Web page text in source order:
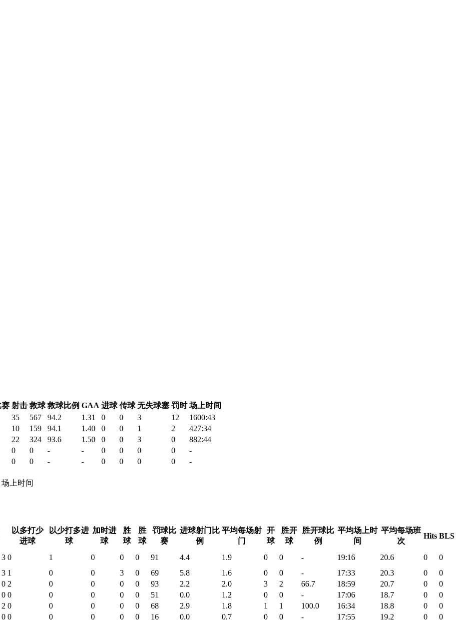
赛 射击 救球 救球比例 GAA 进球 传球 无失球塞 罚时 场上时间
35 567 94.2 1.31 0 0 3 12
1600:43
10 159 94.1 1.40 0 0 1 2
427:34
22 324 93.6 1.50 0 0 3 0
882:44
0 0 - - 0 0 0 0
-
0 0 - - 0 0 0 0
-
上时间
以多打少
进球
以少打多进
球
加时进
球
胜
球
胜
球
罚球比
赛
进球射门比
例
平均每场射
门
开
球
胜开
球
胜开球比
例
平均场上时
间
平均每场班
次
Hits BLS
3 0 1 0 0 0 91 4.4 1.9 0 0 - 19:16 20.6 0
0
3 1 0 0 3 0 69 5.8 1.6 0 0 - 17:33 20.3 0
0
0 2 0 0 0 0 93 2.2 2.0 3 2 66.7 18:59 20.7 0
0
0 0 0 0 0 0 51 0.0 1.2 0 0 - 17:06 18.7 0
0
2 0 0 0 0 0 68 2.9 1.8 1 1 100.0 16:34 18.8 0
0
0 0 0 0 0 0 16 0.0 0.7 0 0 - 17:55 19.2 0
0